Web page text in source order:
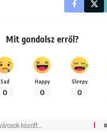
Mit gondolsz erről?
Sad
0
Happy
0
Sleepy
0